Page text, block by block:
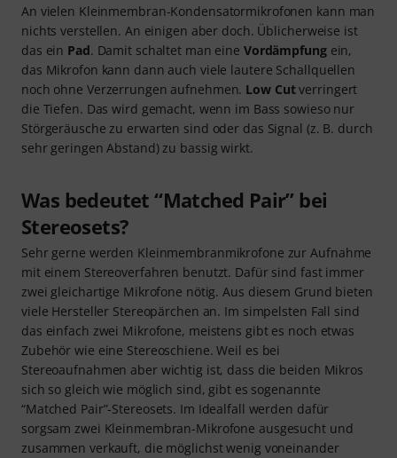
An vielen Kleinmembran-Kondensatormikrofonen kann man
nichts verstellen. An einigen aber doch. Üblicherweise ist
das ein Pad. Damit schaltet man eine Vordämpfungein,
das Mikrofon kann dann auch viele lautere Schallquellen
noch ohne Verzerrungen aufnehmen. Low Cutverringert
die Tiefen. Das wird gemacht, wenn im Bass sowieso nur
Störgeräusche zu erwarten sind oder das Signal (z. B. durch
sehr geringen Abstand) zu bassig wirkt.
Was bedeutet “Matched Pair” bei
Stereosets?
Sehr gerne werden Kleinmembranmikrofone zur Aufnahme
mit einem Stereoverfahren benutzt. Dafür sind fast immer
zwei gleichartige Mikrofone nötig. Aus diesem Grund bieten
viele Hersteller Stereopärchen an. Im simpelsten Fall sind
das einfach zwei Mikrofone, meistens gibt es noch etwas
Zubehör wie eine Stereoschiene. Weil es bei
Stereoaufnahmen aber wichtig ist, dass die beiden Mikros
sich so gleich wie möglich sind, gibt es sogenannte
“Matched Pair”-Stereosets. Im Idealfall werden dafür
sorgsam zwei Kleinmembran-Mikrofone ausgesucht und
zusammen verkauft, die möglichst wenig voneinander